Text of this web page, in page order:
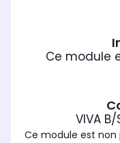
Ce module
VIVA B/
Ce module est